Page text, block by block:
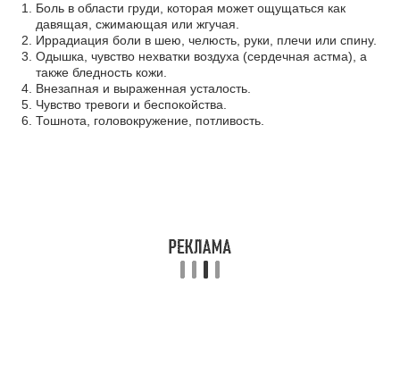
Боль в области груди, которая может ощущаться как
давящая, сжимающая или жгучая.
Иррадиация боли в шею, челюсть, руки, плечи или спину.
Одышка, чувство нехватки воздуха (сердечная астма), а
также бледность кожи.
Внезапная и выраженная усталость.
Чувство тревоги и беспокойства.
Тошнота, головокружение, потливость.